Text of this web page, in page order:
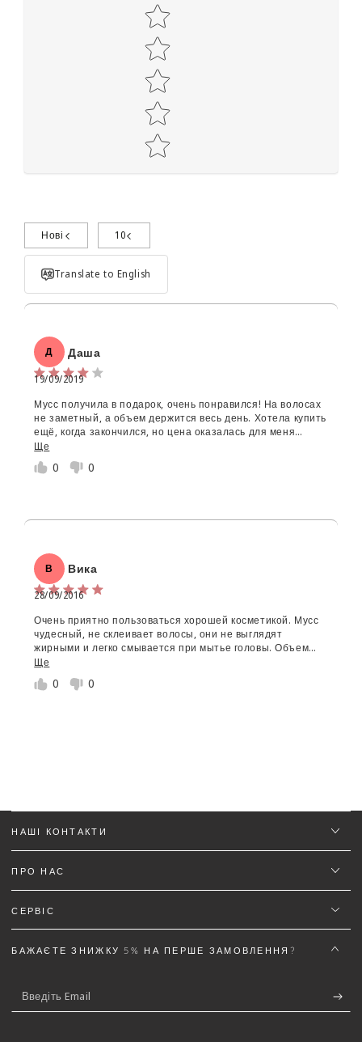
Star rating
Поділиться досвідом використання
Об'єм:
Star rating
Ім'я *
Email
Додайте деталей до відгуку щоб отримати знижку
Нові 10
Translate to English
Д Даша
19/09/2019
Мусс получила в подарок, очень понравился! На волосах
не заметный, а объем держится весь день. Хотела купить
ещё, когда закончился, но цена оказалась для меня
большой. Буду ждать акции или праздник, может кто-то
подарит))
Ще
0 0
В Вика
28/09/2016
Очень приятно пользоваться хорошей косметикой. Мусс
чудесный, не склеивает волосы, они не выглядят
жирными и легко смывается при мытье головы. Объем
держит хорошо и довольно долго. Единственный минус
это цена, мусс конечно дороговат, но цена полностью
оправдывает качество.
Ще
0 0
НАШІ КОНТАКТИ
ПРО НАС
СЕРВІС
БАЖАЄТЕ ЗНИЖКУ 5% НА ПЕРШЕ ЗАМОВЛЕННЯ?
Введіть
Email